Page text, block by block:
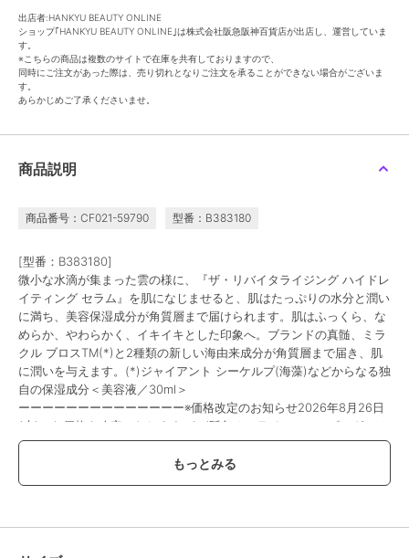
出店者:HANKYU BEAUTY ONLINE
ショップ｢HANKYU BEAUTY ONLINE｣は株式会社阪急阪神百貨店が出店し、運営していま
す。
※こちらの商品は複数のサイトで在庫を共有しておりますので、
同時にご注文があった際は、売り切れとなりご注文を承ることができない場合がございま
す。
あらかじめご了承くださいませ。
商品説明
商品番号：CF021-59790 型番：B383180
[型番：B383180]
微小な水滴が集まった雲の様に、『ザ・リバイタライジング ハイドレ
イティング セラム』を肌になじませると、肌はたっぷりの水分と潤い
に満ち、美容保湿成分が角質層まで届けられます。肌はふっくら、な
めらか、やわらかく、イキイキとした印象へ。ブランドの真髄、ミラ
クル ブロスTM(*)と2種類の新しい海由来成分が角質層まで届き、肌
に潤いを与えます。(*)ジャイアント シーケルプ(海藻)などからなる独
自の保湿成分＜美容液／30ml＞
ーーーーーーーーーーーーーー※価格改定のお知らせ2026年8月26日
(水)から価格を改定いたします。\n(阪急オンラインショッピングでは
2026年8月29日(土)午前10：00～)\n税込価格 37,400円→税込価格
38,170円\n当サイトにおきましての現行価格での注文承りは\n2026年
8月20日(木)までとさせていただきます。\n2026年8月9日(日)から
受取りサービス、コンビ二・郵便局での受取サービスはご利用いただ